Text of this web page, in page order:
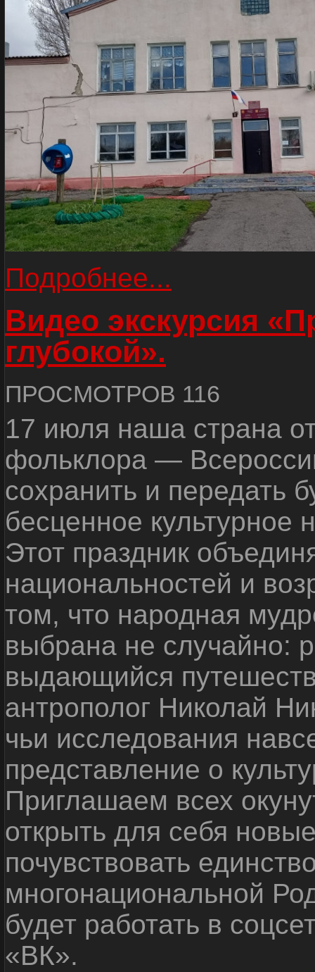
Подробнее...
Видео экскурсия
глубокой».
ПРОСМОТРОВ 116
17 июля наша страна
фольклора —
сохранить и передать
бесценное культурное
Этот праздник
национальностей и
том, что народная
выбрана не случайно:
выдающийся
антрополог Николай
чьи исследования
представление о
Приглашаем всех
открыть для себя
почувствовать
многонациональной
будет работать в
«ВК».